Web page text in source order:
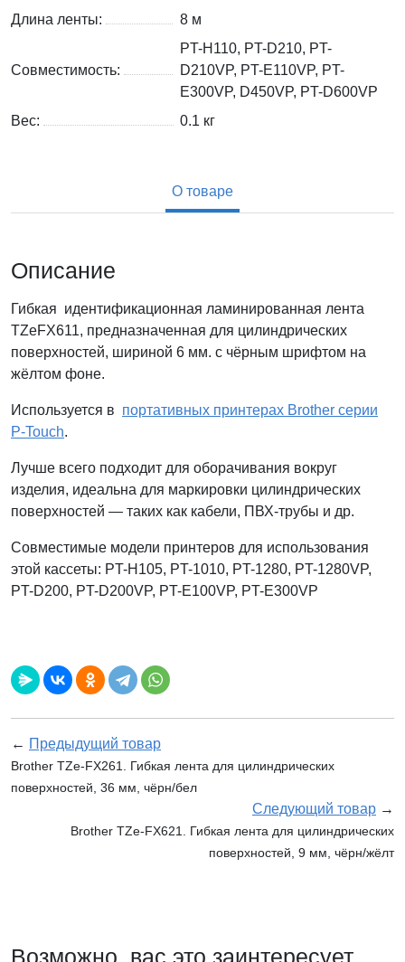
Длина ленты:
8 м
Совместимость:
PT-H110, PT-D210, PT-
D210VP, PT-E110VP, PT-
E300VP, D450VP, PT-D600VP
Вес:
0.1 кг
О товаре
Описание
Гибкая идентификационная ламинированная лента
TZeFX611, предназначенная для цилиндрических
поверхностей, шириной 6 мм. с чёрным шрифтом на
жёлтом фоне.
Используется в портативных принтерах Brother серии
P-Touch.
Лучше всего подходит для оборачивания вокруг
изделия, идеальна для маркировки цилиндрических
поверхностей — таких как кабели, ПВХ-трубы и др.
Совместимые модели принтеров для использования
этой кассеты: PT-H105, PT-1010, PT-1280, PT-1280VP,
PT-D200, PT-D200VP, PT-E100VP, PT-E300VP
← Предыдущий товар
Brother TZe-FX261. Гибкая лента для цилиндрических
поверхностей, 36 мм, чёрн/бел
Следующий товар →
Brother TZe-FX621. Гибкая лента для цилиндрических
поверхностей, 9 мм, чёрн/жёлт
Возможно, вас это заинтересует